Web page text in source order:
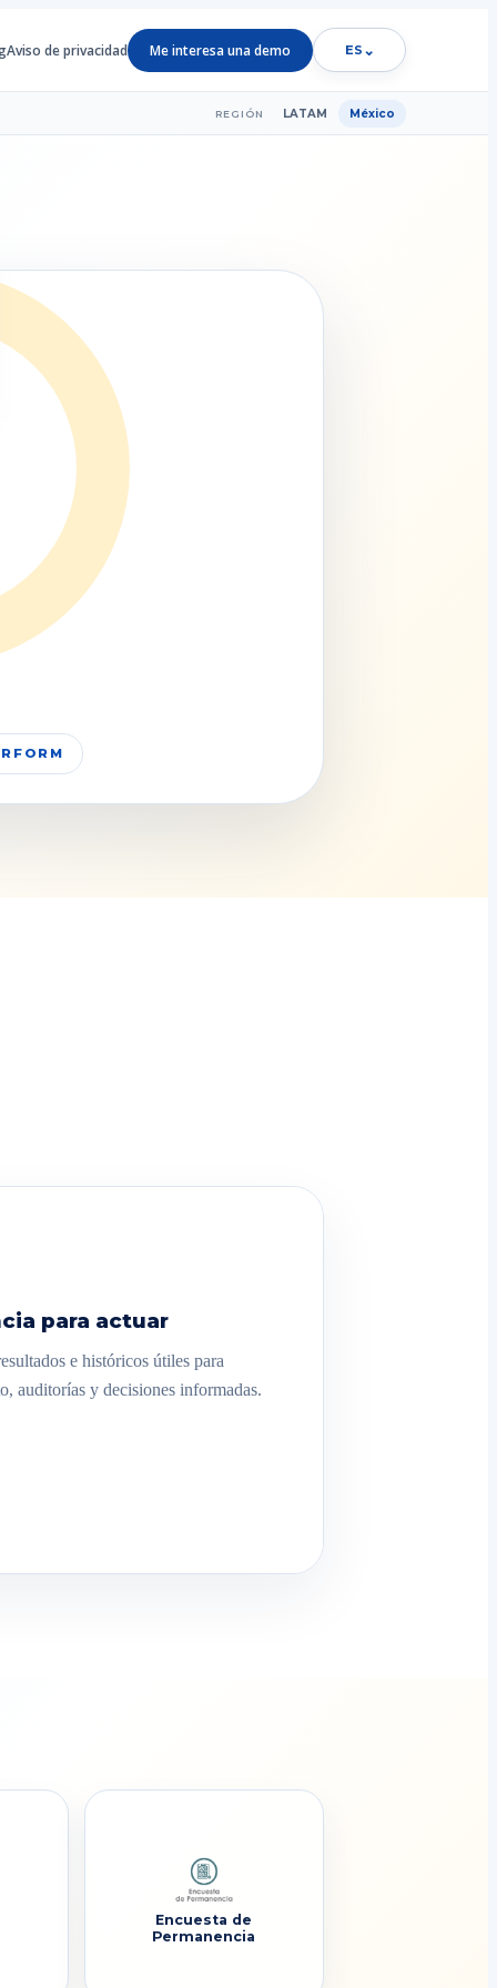
Aviso de privacidad Me interesa una demo ES ⌄
REGIÓN LATAM México
para actuar
e históricos útiles para
auditorías y decisiones informadas.
Encuesta de
Permanencia